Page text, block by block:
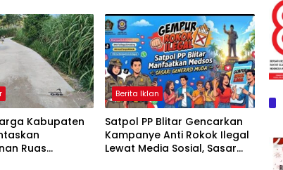
MBG
Kabupaten
Ruas
Berita Iklan
Satpol PP Blitar Gencarkan
Kampanye Anti Rokok Ilegal
Lewat Media Sosial, Sasar